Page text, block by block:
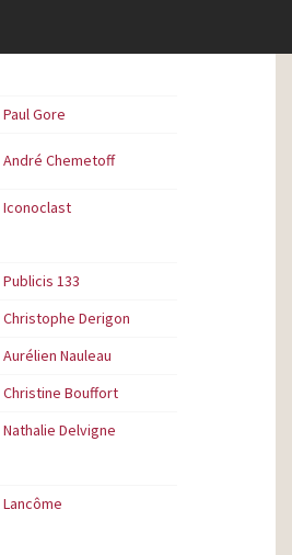
Paul Gore
André Chemetoff
Iconoclast
Publicis 133
Christophe Derigon
Aurélien Nauleau
Christine Bouffort
Nathalie Delvigne
Lancôme